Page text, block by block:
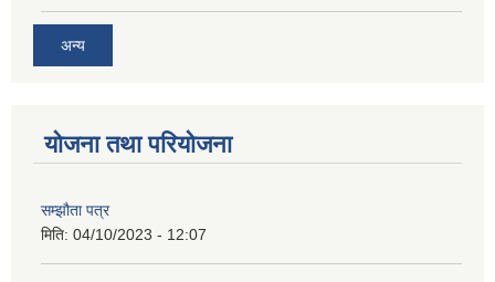
अन्य
योजना तथा परियोजना
सम्झौता पत्र
मिति: 04/10/2023 - 12:07